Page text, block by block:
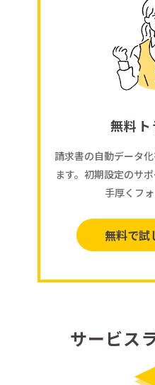
無料
請求書の自動データ
ます。初期設定のサ
手厚くフォ
無料で試
サービス